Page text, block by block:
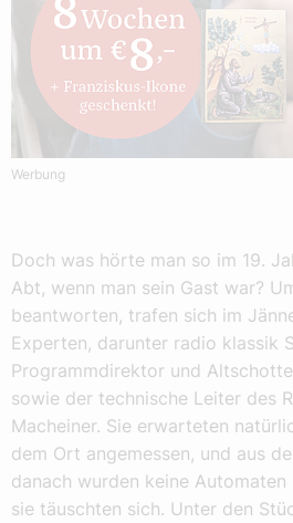
Werbung
Doch was hörte man so im 19.
Abt, wenn man sein Gast war?
beantworten, trafen sich im
Experten, darunter radio klassik
Programmdirektor und
sowie der technische Leiter des
Macheiner. Sie erwarteten
dem Ort angemessen, und aus
danach wurden keine
sie täuschten sich. Unter den